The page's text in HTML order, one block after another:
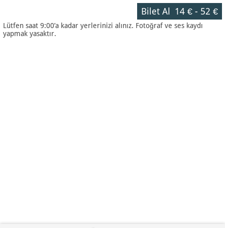
Bilet Al 14 €- 52 €
Lütfen saat 9:00’a kadar yerlerinizi alınız. Fotoğraf ve ses kaydı
yapmak yasaktır.